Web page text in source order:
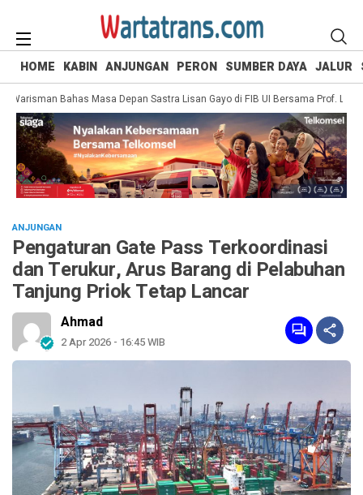
HOME KABIN ANJUNGAN PERON SUMBER DAYA JALUR
Bahas Masa Depan Sastra Lisan Gayo di FIB UI Bersama Prof. Lily
ANJUNGAN
Pengaturan Gate Pass Terkoordinasi
dan Terukur, Arus Barang di Pelabuhan
Tanjung Priok Tetap Lancar
Ahmad
2 Apr 2026 - 16:45 WIB